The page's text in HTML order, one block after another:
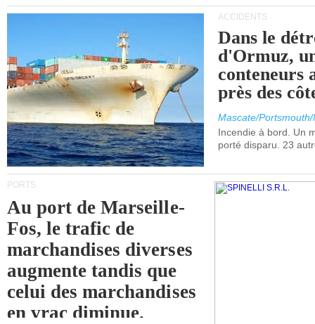
ACCIDENTS
Dans le
d'Ormuz,
conteneurs
près des
Mascate/
Incendie à bord. Un
porté disparu. 23
PORTS
Au port de Marseille-
Fos, le trafic de
marchandises diverses
augmente tandis que
celui des marchandises
en vrac diminue.